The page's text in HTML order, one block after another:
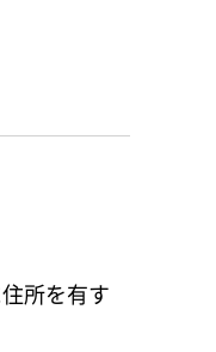
所を有す